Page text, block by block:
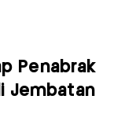
Penabrak
Jembatan